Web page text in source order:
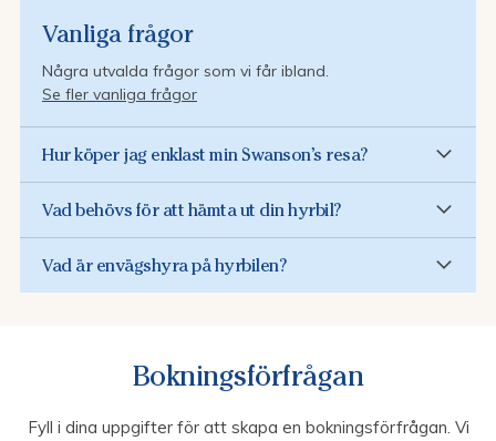
Vanliga frågor
Några utvalda frågor som vi får ibland.
Se fler vanliga frågor
Hur köper jag enklast min Swanson’s resa?
Vad behövs för att hämta ut din hyrbil?
Vad är envägshyra på hyrbilen?
Bokningsförfrågan
Fyll i dina uppgifter för att skapa en bokningsförfrågan. Vi